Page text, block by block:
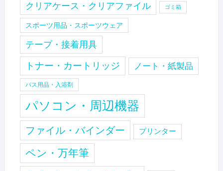
クリアケース・クリアファイル ゴミ箱
スポーツ用品・スポーツウェア
テープ・接着用具
トナー・カートリッジ ノート・紙製品
バス用品・入浴剤
パソコン・周辺機器
ファイル・バインダー プリンター
ペン・万年筆